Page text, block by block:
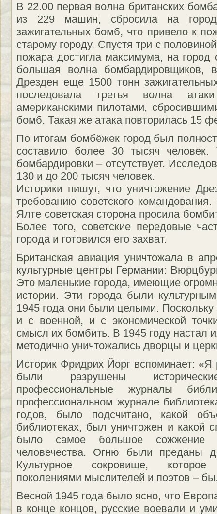
В 22.00 первая волна британских
из 229 машин, сбросила на
зажигательных бомб, что привело к
старому городу. Спустя три с
пожара достигла максимума, на
большая волна
Дрезден еще 1500 тонн
последовала третья волна
американскими пилотами,
бомб. Такая же атака повторилась 15
По итогам бомбёжек город был
составило более 30 тысяч человек.
бомбардировки – отсутствует.
130 и до 200 тысяч человек.
Историки пишут, что уничтожение
требованию советского
Ялте советская сторона просила
Более того, советские передовые
города и готовился его захват.
Британская авиация уничтожала в
культурные центры Германии:
Это маленькие города, имеющие
истории. Эти города были
1945 года они были целыми.
и с военной, и с экономической
смысл их бомбить. В 1945 году настал
методично уничтожались дворцы и
Историк Фридрих Йорг вспоминает:
были разрушены
профессиональные журналы
профессиональном журнале
годов, было подсчитано, какой
библиотеках, был уничтожен и какой
было самое большое
человечества. Огню были преданы
Культурное сокровище,
поколениями мыслителей и поэтов –
Весной 1945 года было ясно, что
в конце концов, русские воевали и